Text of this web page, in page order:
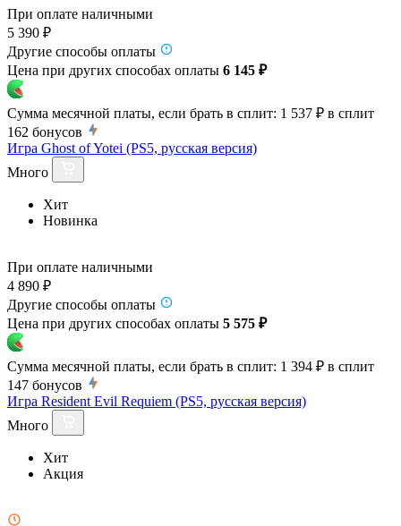
При оплате наличными
5 390 ₽
Другие способы оплаты
Цена при других способах оплаты 6 145 ₽
Сумма месячной платы, если брать в сплит: 1 537 ₽ в сплит
162 бонусов
Игра Ghost of Yotei (PS5, русская версия)
Много
Хит
Новинка
При оплате наличными
4 890 ₽
Другие способы оплаты
Цена при других способах оплаты 5 575 ₽
Сумма месячной платы, если брать в сплит: 1 394 ₽ в сплит
147 бонусов
Игра Resident Evil Requiem (PS5, русская версия)
Много
Хит
Акция